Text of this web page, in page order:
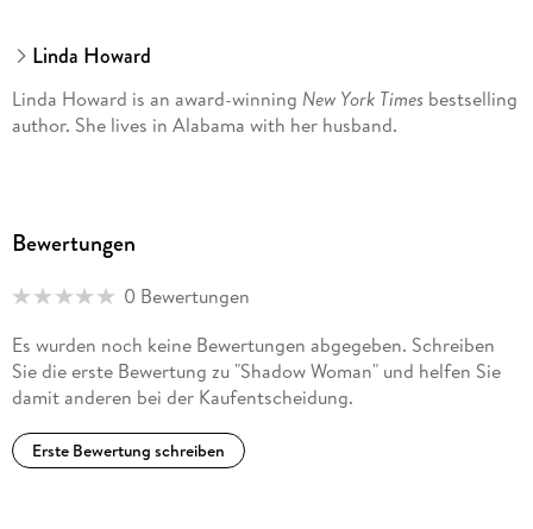
Linda Howard
Linda Howard is an award-winning New York Times bestselling
author. She lives in Alabama with her husband.
Bewertungen
0 Bewertungen
Es wurden noch keine Bewertungen abgegeben. Schreiben
Sie die erste Bewertung zu "Shadow Woman" und helfen Sie
damit anderen bei der Kaufentscheidung.
Erste Bewertung schreiben